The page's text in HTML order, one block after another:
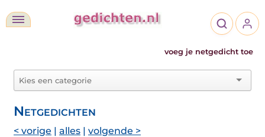
voeg je netgedicht toe
Netgedichten
< vorige | alles | volgende >